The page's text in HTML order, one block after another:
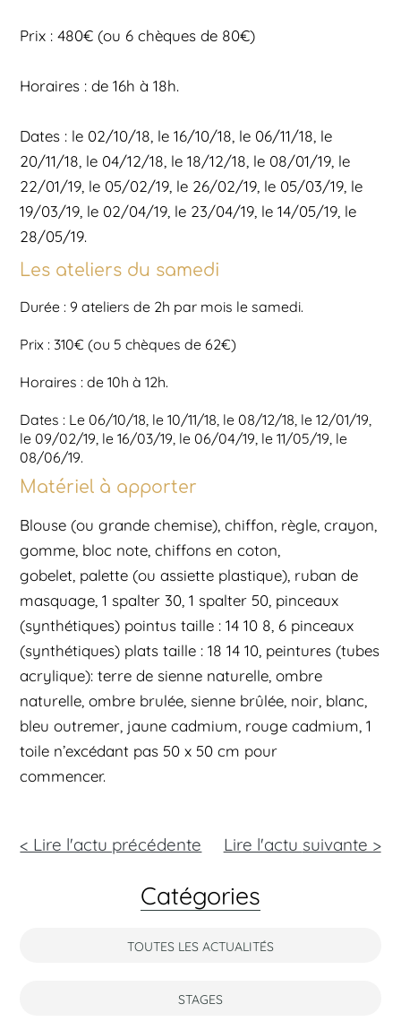
Prix : 480€ (ou 6 chèques de 80€)
Horaires : de 16h à 18h.
Dates : le 02/10/18, le 16/10/18, le 06/11/18, le
20/11/18, le 04/12/18, le 18/12/18, le 08/01/19, le
22/01/19, le 05/02/19, le 26/02/19, le 05/03/19, le
19/03/19, le 02/04/19, le 23/04/19, le 14/05/19, le
28/05/19.
Les ateliers du samedi
Durée : 9 ateliers de 2h par mois le samedi.
Prix : 310€ (ou 5 chèques de 62€)
Horaires : de 10h à 12h.
Dates : Le 06/10/18, le 10/11/18, le 08/12/18, le 12/01/19,
le 09/02/19, le 16/03/19, le 06/04/19, le 11/05/19, le
08/06/19.
Matériel à apporter
Blouse (ou grande chemise), chiffon, règle, crayon,
gomme, bloc note, chiffons en coton,
gobelet, palette (ou assiette plastique), ruban de
masquage, 1 spalter 30, 1 spalter 50, pinceaux
(synthétiques) pointus taille : 14 10 8, 6 pinceaux
(synthétiques) plats taille : 18 14 10, peintures (tubes
acrylique): terre de sienne naturelle, ombre
naturelle, ombre brulée, sienne brûlée, noir, blanc,
bleu outremer, jaune cadmium, rouge cadmium, 1
toile n’excédant pas 50 x 50 cm pour
commencer.
< Lire l'actu précédente Lire l'actu suivante >
Catégories
TOUTES LES ACTUALITÉS
STAGES